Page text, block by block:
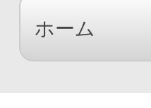
ホーム